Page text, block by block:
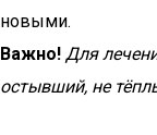
новыми.
Важно! Для
остывший, не